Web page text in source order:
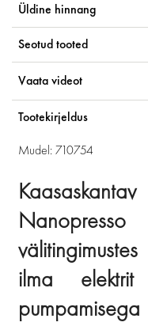
Üldine hinnang
Seotud tooted
Vaata videot
Tootekirjeldus
Mudel: 710754
ilma elektrit